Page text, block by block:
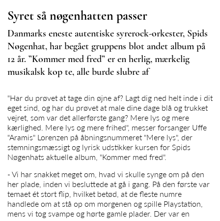
Syret så nøgenhatten passer
Danmarks eneste autentiske syrerock-orkester, Spids
Nøgenhat, har begået gruppens blot andet album på
12 år. ”Kommer med fred” er en herlig, mærkelig
musikalsk kop te, alle burde slubre af
"Har du prøvet at tage din øjne af? Lagt dig ned helt inde i dit
eget sind, og har du prøvet at male dine dage blå og trukket
vejret, som var det allerførste gang? Mere lys og mere
kærlighed. Mere lys og mere frihed", messer forsanger Uffe
"Aramis" Lorenzen på åbningsnummeret "Mere lys", der
stemningsmæssigt og lyrisk udstikker kursen for Spids
Nøgenhats aktuelle album, "Kommer med fred".
- Vi har snakket meget om, hvad vi skulle synge om på den
her plade, inden vi besluttede at gå i gang. På den første var
temaet ét stort flip, hvilket betød, at de fleste numre
handlede om at stå op om morgenen og spille Playstation,
mens vi tog svampe og hørte gamle plader. Der var en